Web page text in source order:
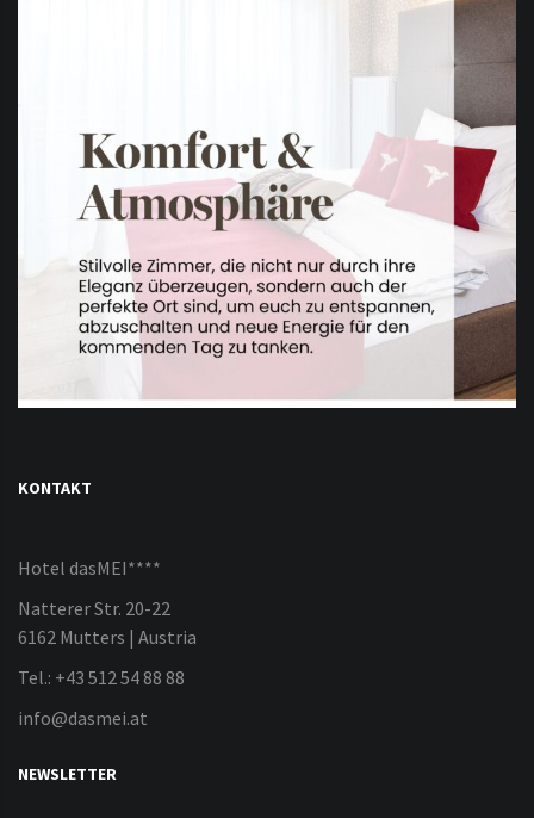
KONTAKT
Hotel dasMEI****
Natterer Str. 20-22
6162 Mutters | Austria
Tel.: +43 512 54 88 88
info@dasmei.at
NEWSLETTER